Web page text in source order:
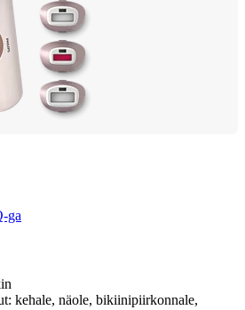
ga
kehale, näole, bikiinipiirkonnale,